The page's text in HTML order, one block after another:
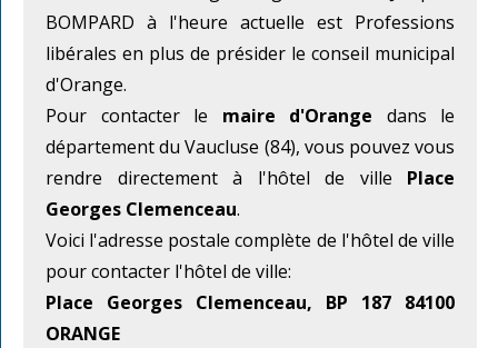
BOMPARD à l'heure actuelle est Professions
libérales en plus de présider le conseil municipal
d'Orange.
Pour contacter le maire d'Orange dans le
département du Vaucluse (84), vous pouvez vous
rendre directement à l'hôtel de ville Place
Georges Clemenceau.
Voici l'adresse postale complète de l'hôtel de ville
pour contacter l'hôtel de ville:
Place Georges Clemenceau, BP 187 84100
ORANGE